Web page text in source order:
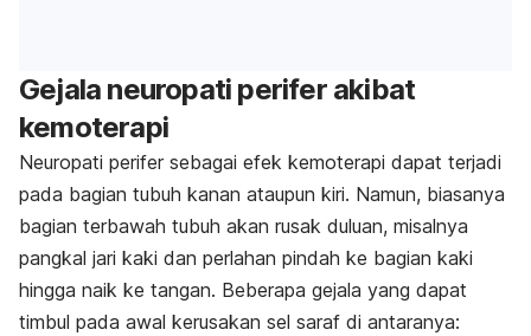
Gejala neuropati perifer akibat
kemoterapi
Neuropati perifer sebagai efek kemoterapi dapat terjadi
pada bagian tubuh kanan ataupun kiri. Namun, biasanya
bagian terbawah tubuh akan rusak duluan, misalnya
pangkal jari kaki dan perlahan pindah ke bagian kaki
hingga naik ke tangan. Beberapa gejala yang dapat
timbul pada awal kerusakan sel saraf di antaranya: